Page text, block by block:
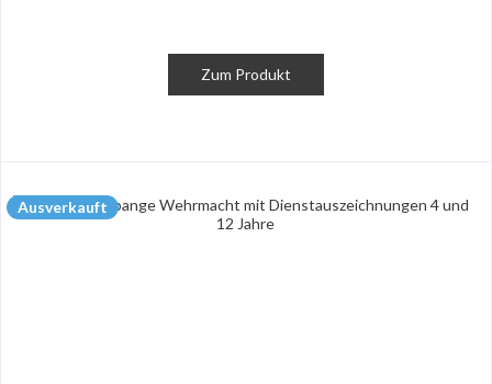
Zum Produkt
Ausverkauft